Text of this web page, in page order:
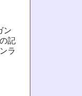
ン
記
ラ